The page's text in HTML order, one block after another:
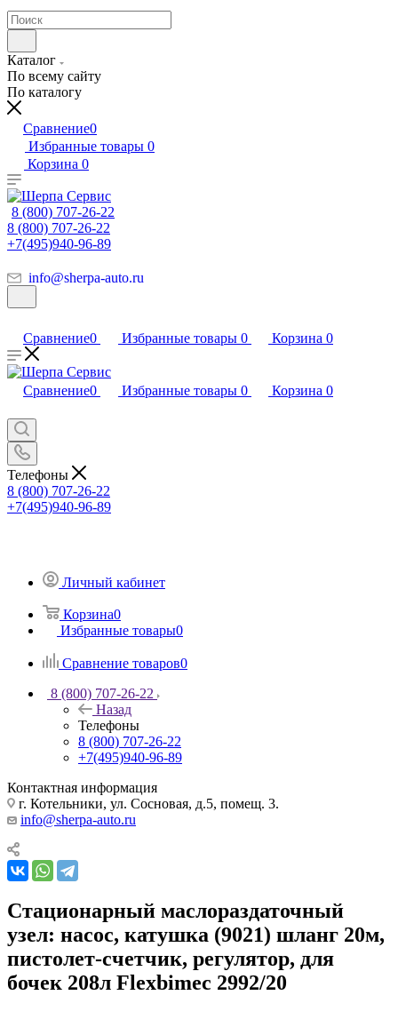
Каталог
По всему сайту
По каталогу
Сравнение0
Избранные товары 0
Корзина 0
8 (800) 707-26-22
8 (800) 707-26-22
+7(495)940-96-89
info@sherpa-auto.ru
Сравнение0 Избранные товары 0 Корзина 0
Сравнение0 Избранные товары 0 Корзина 0
Телефоны
8 (800) 707-26-22
+7(495)940-96-89
Личный кабинет
Корзина0
Избранные товары0
Сравнение товаров0
8 (800) 707-26-22
Назад
Телефоны
8 (800) 707-26-22
+7(495)940-96-89
Контактная информация
г. Котельники, ул. Сосновая, д.5, помещ. 3.
info@sherpa-auto.ru
Стационарный маслораздаточный
узел: насос, катушка (9021) шланг 20м,
пистолет-счетчик, регулятор, для
бочек 208л Flexbimec 2992/20